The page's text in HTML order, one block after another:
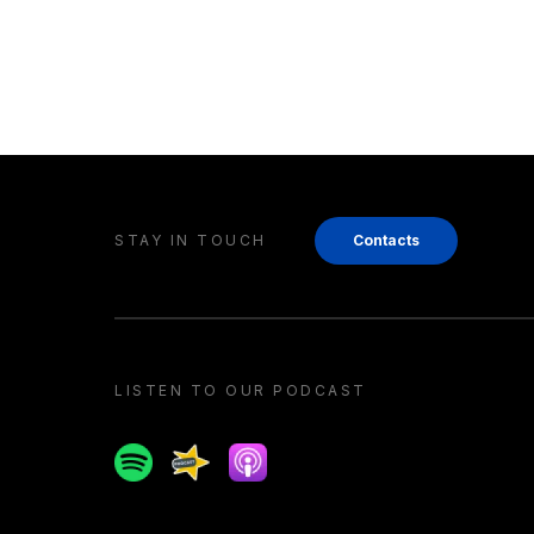
STAY IN TOUCH Contacts
LISTEN TO OUR PODCAST
SpotifySpreakerApple podcast